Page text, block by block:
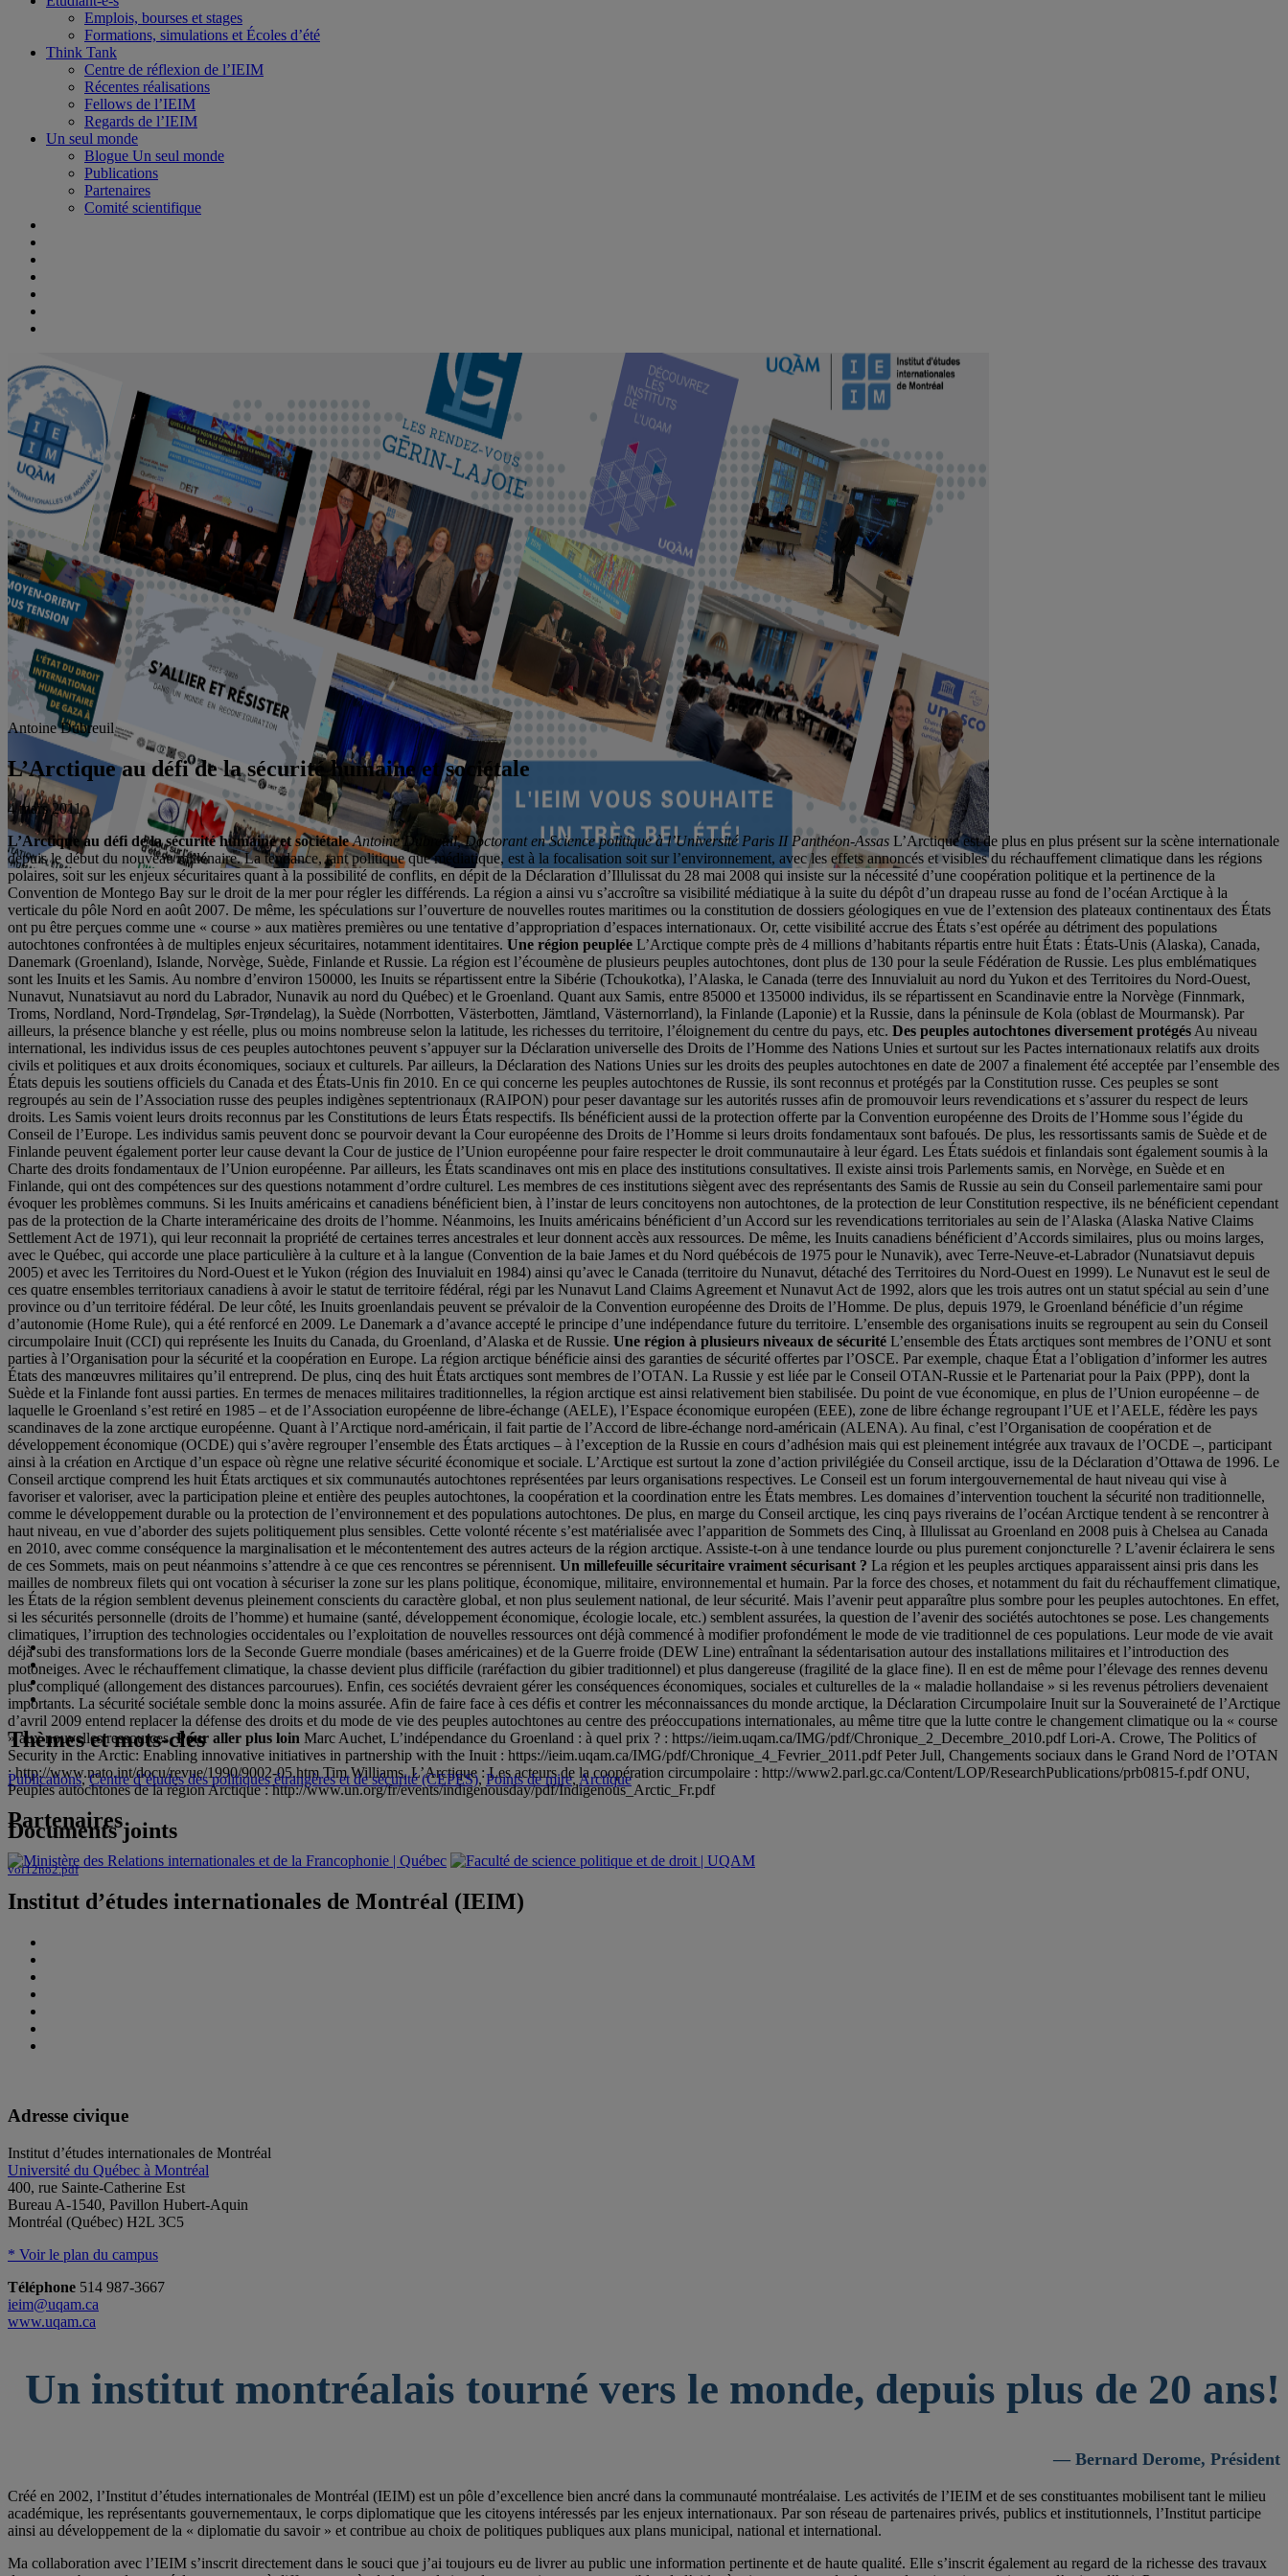
Emplois, bourses et stages
Formations, simulations et Écoles d’été
Think Tank
Centre de réflexion de l’IEIM
Récentes réalisations
Fellows de l’IEIM
Regards de l’IEIM
Un seul monde
Blogue Un seul monde
Publications
Partenaires
Comité scientifique
Antoine Dubreuil
L’Arctique au défi de la sécurité humaine et sociétale
4 mars 2011
L’Arctique au défi de la sécurité humaine et sociétale Antoine Dubreuil, Doctorant en Science politique à l’Université Paris II Panthéon-Assas L’Arctique est de plus en plus présent sur la scène internationale
depuis le début du nouveau millénaire. La tendance, tant politique que médiatique, est à la focalisation soit sur l’environnement, avec les effets annoncés et visibles du réchauffement climatique dans les régions
polaires, soit sur les enjeux sécuritaires quant à la possibilité de conflits, en dépit de la Déclaration d’Illulissat du 28 mai 2008 qui insiste sur la nécessité d’une coopération politique et la pertinence de la
Convention de Montego Bay sur le droit de la mer pour régler les différends. La région a ainsi vu s’accroître sa visibilité médiatique à la suite du dépôt d’un drapeau russe au fond de l’océan Arctique à la
verticale du pôle Nord en août 2007. De même, les spéculations sur l’ouverture de nouvelles routes maritimes ou la constitution de dossiers géologiques en vue de l’extension des plateaux continentaux des États
ont pu être perçues comme une « course » aux matières premières ou une tentative d’appropriation d’espaces internationaux. Or, cette visibilité accrue des États s’est opérée au détriment des populations
autochtones confrontées à de multiples enjeux sécuritaires, notamment identitaires. Une région peuplée L’Arctique compte près de 4 millions d’habitants répartis entre huit États : États-Unis (Alaska), Canada,
Danemark (Groenland), Islande, Norvège, Suède, Finlande et Russie. La région est l’écoumène de plusieurs peuples autochtones, dont plus de 130 pour la seule Fédération de Russie. Les plus emblématiques
sont les Inuits et les Samis. Au nombre d’environ 150000, les Inuits se répartissent entre la Sibérie (Tchoukotka), l’Alaska, le Canada (terre des Innuvialuit au nord du Yukon et des Territoires du Nord-Ouest,
Nunavut, Nunatsiavut au nord du Labrador, Nunavik au nord du Québec) et le Groenland. Quant aux Samis, entre 85000 et 135000 individus, ils se répartissent en Scandinavie entre la Norvège (Finnmark,
Troms, Nordland, Nord-Trøndelag, Sør-Trøndelag), la Suède (Norrbotten, Västerbotten, Jämtland, Västernorrland), la Finlande (Laponie) et la Russie, dans la péninsule de Kola (oblast de Mourmansk). Par
ailleurs, la présence blanche y est réelle, plus ou moins nombreuse selon la latitude, les richesses du territoire, l’éloignement du centre du pays, etc. Des peuples autochtones diversement protégésAu niveau
international, les individus issus de ces peuples autochtones peuvent s’appuyer sur la Déclaration universelle des Droits de l’Homme des Nations Unies et surtout sur les Pactes internationaux relatifs aux droits
civils et politiques et aux droits économiques, sociaux et culturels. Par ailleurs, la Déclaration des Nations Unies sur les droits des peuples autochtones en date de 2007 a finalement été acceptée par l’ensemble des
États depuis les soutiens officiels du Canada et des États-Unis fin 2010. En ce qui concerne les peuples autochtones de Russie, ils sont reconnus et protégés par la Constitution russe. Ces peuples se sont
regroupés au sein de l’Association russe des peuples indigènes septentrionaux (RAIPON) pour peser davantage sur les autorités russes afin de promouvoir leurs revendications et s’assurer du respect de leurs
droits. Les Samis voient leurs droits reconnus par les Constitutions de leurs États respectifs. Ils bénéficient aussi de la protection offerte par la Convention européenne des Droits de l’Homme sous l’égide du
Conseil de l’Europe. Les individus samis peuvent donc se pourvoir devant la Cour européenne des Droits de l’Homme si leurs droits fondamentaux sont bafoués. De plus, les ressortissants samis de Suède et de
Finlande peuvent également porter leur cause devant la Cour de justice de l’Union européenne pour faire respecter le droit communautaire à leur égard. Les États suédois et finlandais sont également soumis à la
Charte des droits fondamentaux de l’Union européenne. Par ailleurs, les États scandinaves ont mis en place des institutions consultatives. Il existe ainsi trois Parlements samis, en Norvège, en Suède et en
Finlande, qui ont des compétences sur des questions notamment d’ordre culturel. Les membres de ces institutions siègent avec des représentants des Samis de Russie au sein du Conseil parlementaire sami pour
évoquer les problèmes communs. Si les Inuits américains et canadiens bénéficient bien, à l’instar de leurs concitoyens non autochtones, de la protection de leur Constitution respective, ils ne bénéficient cependant
pas de la protection de la Charte interaméricaine des droits de l’homme. Néanmoins, les Inuits américains bénéficient d’un Accord sur les revendications territoriales au sein de l’Alaska (Alaska Native Claims
Settlement Act de 1971), qui leur reconnait la propriété de certaines terres ancestrales et leur donnent accès aux ressources. De même, les Inuits canadiens bénéficient d’Accords similaires, plus ou moins larges,
avec le Québec, qui accorde une place particulière à la culture et à la langue (Convention de la baie James et du Nord québécois de 1975 pour le Nunavik), avec Terre-Neuve-et-Labrador (Nunatsiavut depuis
2005) et avec les Territoires du Nord-Ouest et le Yukon (région des Inuvialuit en 1984) ainsi qu’avec le Canada (territoire du Nunavut, détaché des Territoires du Nord-Ouest en 1999). Le Nunavut est le seul de
ces quatre ensembles territoriaux canadiens à avoir le statut de territoire fédéral, régi par les Nunavut Land Claims Agreement et Nunavut Act de 1992, alors que les trois autres ont un statut spécial au sein d’une
province ou d’un territoire fédéral. De leur côté, les Inuits groenlandais peuvent se prévaloir de la Convention européenne des Droits de l’Homme. De plus, depuis 1979, le Groenland bénéficie d’un régime
d’autonomie (Home Rule), qui a été renforcé en 2009. Le Danemark a d’avance accepté le principe d’une indépendance future du territoire. L’ensemble des organisations inuits se regroupent au sein du Conseil
circumpolaire Inuit (CCI) qui représente les Inuits du Canada, du Groenland, d’Alaska et de Russie. Une région à plusieurs niveaux de sécurité L’ensemble des États arctiques sont membres de l’ONU et sont
parties à l’Organisation pour la sécurité et la coopération en Europe. La région arctique bénéficie ainsi des garanties de sécurité offertes par l’OSCE. Par exemple, chaque État a l’obligation d’informer les autres
États des manœuvres militaires qu’il entreprend. De plus, cinq des huit États arctiques sont membres de l’OTAN. La Russie y est liée par le Conseil OTAN-Russie et le Partenariat pour la Paix (PPP), dont la
Suède et la Finlande font aussi parties. En termes de menaces militaires traditionnelles, la région arctique est ainsi relativement bien stabilisée. Du point de vue économique, en plus de l’Union européenne – de
laquelle le Groenland s’est retiré en 1985 – et de l’Association européenne de libre-échange (AELE), l’Espace économique européen (EEE), zone de libre échange regroupant l’UE et l’AELE, fédère les pays
scandinaves de la zone arctique européenne. Quant à l’Arctique nord-américain, il fait partie de l’Accord de libre-échange nord-américain (ALENA). Au final, c’est l’Organisation de coopération et de
développement économique (OCDE) qui s’avère regrouper l’ensemble des États arctiques – à l’exception de la Russie en cours d’adhésion mais qui est pleinement intégrée aux travaux de l’OCDE –, participant
ainsi à la création en Arctique d’un espace où règne une relative sécurité économique et sociale. L’Arctique est surtout la zone d’action privilégiée du Conseil arctique, issu de la Déclaration d’Ottawa de 1996. Le
Conseil arctique comprend les huit États arctiques et six communautés autochtones représentées par leurs organisations respectives. Le Conseil est un forum intergouvernemental de haut niveau qui vise à
favoriser et valoriser, avec la participation pleine et entière des peuples autochtones, la coopération et la coordination entre les États membres. Les domaines d’intervention touchent la sécurité non traditionnelle,
comme le développement durable ou la protection de l’environnement et des populations autochtones. De plus, en marge du Conseil arctique, les cinq pays riverains de l’océan Arctique tendent à se rencontrer à
haut niveau, en vue d’aborder des sujets politiquement plus sensibles. Cette volonté récente s’est matérialisée avec l’apparition de Sommets des Cinq, à Illulissat au Groenland en 2008 puis à Chelsea au Canada
en 2010, avec comme conséquence la marginalisation et le mécontentement des autres acteurs de la région arctique. Assiste-t-on à une tendance lourde ou plus purement conjoncturelle ? L’avenir éclairera le sens
de ces Sommets, mais on peut néanmoins s’attendre à ce que ces rencontres se pérennisent. Un millefeuille sécuritaire vraiment sécurisant ? La région et les peuples arctiques apparaissent ainsi pris dans les
mailles de nombreux filets qui ont vocation à sécuriser la zone sur les plans politique, économique, militaire, environnemental et humain. Par la force des choses, et notamment du fait du réchauffement climatique,
les États de la région semblent devenus pleinement conscients du caractère global, et non plus seulement national, de leur sécurité. Mais l’avenir peut apparaître plus sombre pour les peuples autochtones. En effet,
si les sécurités personnelle (droits de l’homme) et humaine (santé, développement économique, écologie locale, etc.) semblent assurées, la question de l’avenir des sociétés autochtones se pose. Les changements
climatiques, l’irruption des technologies occidentales ou l’exploitation de nouvelles ressources ont déjà commencé à modifier profondément le mode de vie traditionnel de ces populations. Leur mode de vie avait
déjà subi des transformations lors de la Seconde Guerre mondiale (bases américaines) et de la Guerre froide (DEW Line) entraînant la sédentarisation autour des installations militaires et l’introduction des
motoneiges. Avec le réchauffement climatique, la chasse devient plus difficile (raréfaction du gibier traditionnel) et plus dangereuse (fragilité de la glace fine). Il en est de même pour l’élevage des rennes devenu
plus compliqué (allongement des distances parcourues). Enfin, ces sociétés devraient gérer les conséquences économiques, sociales et culturelles de la « maladie hollandaise » si les revenus pétroliers devenaient
importants. La sécurité sociétale semble donc la moins assurée. Afin de faire face à ces défis et contrer les méconnaissances du monde arctique, la Déclaration Circumpolaire Inuit sur la Souveraineté de l’Arctique
d’avril 2009 entend replacer la défense des droits et du mode de vie des peuples autochtones au centre des préoccupations internationales, au même titre que la lutte contre le changement climatique ou la « course
» aux nouvelles ressources.Pour aller plus loin Marc Auchet, L’indépendance du Groenland : à quel prix ? : https://ieim.uqam.ca/IMG/pdf/Chronique_2_Decembre_2010.pdf Lori-A. Crowe, The Politics of
Security in the Arctic: Enabling innovative initiatives in partnership with the Inuit : https://ieim.uqam.ca/IMG/pdf/Chronique_4_Fevrier_2011.pdf Peter Jull, Changements sociaux dans le Grand Nord de l’OTAN
: http://www.nato.int/docu/revue/1990/9002-05.htm Tim Williams, L’Arctique : Les acteurs de la coopération circumpolaire : http://www2.parl.gc.ca/Content/LOP/ResearchPublications/prb0815-f.pdf ONU,
Peuples autochtones de la région Arctique : http://www.un.org/fr/events/indigenousday/pdf/Indigenous_Arctic_Fr.pdf
Documents joints
vol12no2.pdf
Thèmes et mots-clés
Publications,Centre d’études des politiques étrangères et de sécurité (CEPES),Points de mire, Arctique
Partenaires
Institut d’études internationales de Montréal (IEIM)
Adresse civique
Institut d’études internationales de Montréal
Université du Québec à Montréal
400, rue Sainte-Catherine Est
Bureau A-1540, Pavillon Hubert-Aquin
Montréal (Québec) H2L 3C5
* Voir le plan du campus
Téléphone 514 987-3667
ieim@uqam.ca
www.uqam.ca
Un institut montréalais tourné vers le monde, depuis plus de 20 ans!
— Bernard Derome, Président
Créé en 2002, l’Institut d’études internationales de Montréal (IEIM) est un pôle d’excellence bien ancré dans la communauté montréalaise. Les activités de l’IEIM et de ses constituantes mobilisent tant le milieu
académique, les représentants gouvernementaux, le corps diplomatique que les citoyens intéressés par les enjeux internationaux. Par son réseau de partenaires privés, publics et institutionnels, l’Institut participe
ainsi au développement de la « diplomatie du savoir » et contribue au choix de politiques publiques aux plans municipal, national et international.
Ma collaboration avec l’IEIM s’inscrit directement dans le souci que j’ai toujours eu de livrer au public une information pertinente et de haute qualité. Elle s’inscrit également au regard de la richesse des travaux